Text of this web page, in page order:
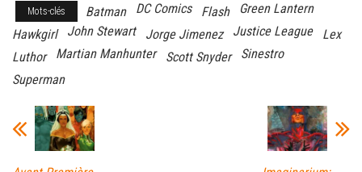
Mots-clés Batman DC Comics Flash
Green Lantern
Hawkgirl
John Stewart Jorge Jimenez Justice League
Lex
Luthor
Martian Manhunter Scott Snyder
Sinestro
Superman